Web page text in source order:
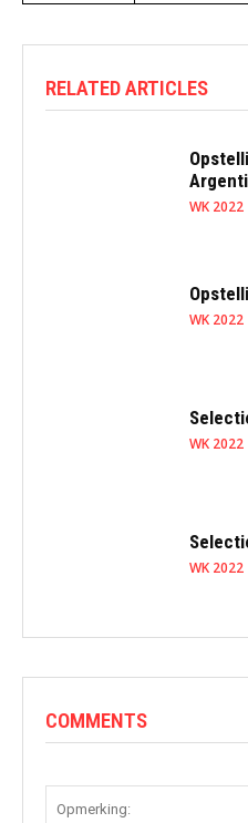
RELATED ARTICLES
WK 2022
WK 2022
WK 2022
WK 2022
COMMENTS